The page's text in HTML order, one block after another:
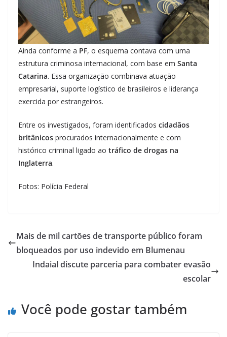
Ainda conforme a PF, o esquema contava com uma
estrutura criminosa internacional, com base em Santa
Catarina. Essa organização combinava atuação
empresarial, suporte logístico de brasileiros e liderança
exercida por estrangeiros.
Entre os investigados, foram identificados cidadãos
britânicos procurados internacionalmente e com
histórico criminal ligado ao tráfico de drogas na
Inglaterra.
Fotos: Polícia Federal
Mais de mil cartões de transporte público foram
bloqueados por uso indevido em Blumenau
Indaial discute parceria para combater evasão
escolar
Você pode gostar também